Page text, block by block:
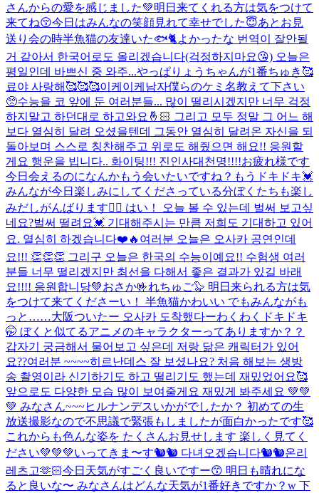
さんからの愛を感じました💚明日来てくれる方は気をつけて
来てね😚今日はみんなの笑顔見れて幸せでした😇あとお見
送り会の時半魚猫の友達いた🐟🐈よかったな 번역이 잘안될
거 같아서 한국어로도 올리겠습니다(걱정하지마요😘) 오늘은
평일인데 바쁘신 중 와주...やっぱりょうちゃんが1番ちゅき🥰
료야 사랑해🥰🥰🥰이케이케남자僕らのケミ名教えて下さい
🥺수능을 코 앞에 둔 여러분들... 많이 떨리시겠지만 너무 걱정
하지말고 하던대로 하고와요🤞🏻 그리고 모두 정말 그 어느 해
보다 열심히 달려 오셨을텐데 그동안 열심히 달려온 자신을 되
돌아보며 스스로 칭찬해주고 위로도 해줬으면 해요!! 응원할
게요 행운을 빕니다.. 화이팅!!! 진인사대천명!!!!お疲れ様です
今日会えるのになんかもう会いたいですね？もうドキドキ💓
みんなが今日楽しみにしてくださっている分ぼくたちも楽し
みだしがんばります❤️‍🔥 はい！ 오늘 볼 수 있는데 벌써 보고싶
네요?벌써 떨려요💓 기대해주시는 만큼 저희도 기대하고 있어
요. 열심히 하겠습니다❤️🔥 여러분 오늘은 오사카 공연인데
요!!! 👏👏👏 그리구 오늘은 한국의 수능이예요!! 수험생 여러
분들 너무 떨리겠지만 최선을 다해서 좋은 결과가 있길 바래
요!!!! 응원합니당💚おさか🤟れちゅご🦭 明日来られる方は気
をつけて来てくださーい！ 半魚猫かわいい でもみんながも
っと……大阪ついたー 오사카 도착했다ーわくわくドキドキ
🤭 ぼくと似てるアニメのキャラクターってありますか？？
갑자기 궁금해서 물어보고 싶은데 저랑 닮은 캐릭터가 있어
요??여러분 ~~~~히르난데스 잘 보셨나요? 처음 해보는 생방
송 촬영이라 신기하기도 하고 떨리기도 했는데 재밌었어요🥰
앞으로도 다양한 모습 많이 보여줄게요 재밌게 봐주세요 💚💚
💚 みなさん~~~ヒルナンデスいかがでしたか？ 初めての生
放送撮影なので不思議で緊張もしましたが面白かったです🥰
これからも色んな姿を たくさんお見せします 楽しく見てく
ださい💚💚💚いってきま〜す🐿🐿 다녀오겠습니다🐿🐿온리
레츠고🫶🏻今日天気がすごく良いですー😙 明日も晴れにな
ると良いな〜 みなさんはどんな天気が1番好きですか？w 下